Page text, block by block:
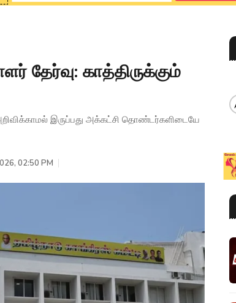
தேர்வு: காத்திருக்கும்
இருப்பது அக்கட்சி தொண்டர்களிடையே
02:50 PM